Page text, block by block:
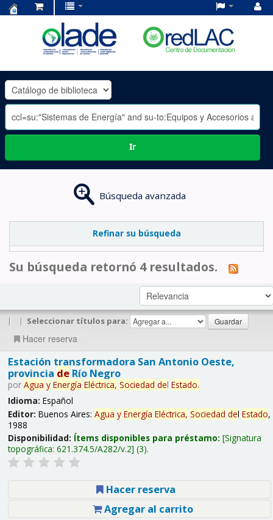
OLADE
-
Ir
Búsqueda avanzada
Refinar su búsqueda
Su búsqueda retornó 4 resultados.
| | Seleccionar títulos para:
Hacer reserva
Estación transformadora San Antonio Oeste,
provincia deRío Negro
por Agua y Energía Eléctrica, Sociedad del Estado.
Idioma: Español
Editor: Buenos Aires: Agua y Energía Eléctrica, Sociedad del Estado,
1988
Disponibilidad: Ítems disponibles para préstamo: Signatura
topográfica: 621.374.5/A282/v.2 (3).
Hacer reserva
Agregar al carrito